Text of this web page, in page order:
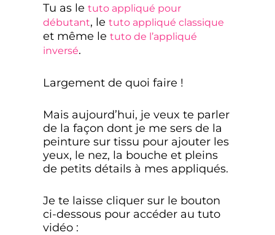
Tu as le tuto appliqué pour
débutant, le tuto appliqué classique
et même le tuto de l’appliqué
inversé.
Largement de quoi faire !
Mais aujourd’hui, je veux te parler
de la façon dont je me sers de la
peinture sur tissu pour ajouter les
yeux, le nez, la bouche et pleins
de petits détails à mes appliqués.
Je te laisse cliquer sur le bouton
ci-dessous pour accéder au tuto
vidéo :